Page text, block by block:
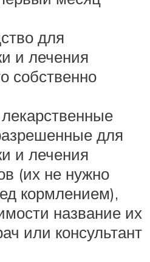
для
и лечения
собственно
для
и лечения
(их не нужно
кормлением),
название их
или консультант